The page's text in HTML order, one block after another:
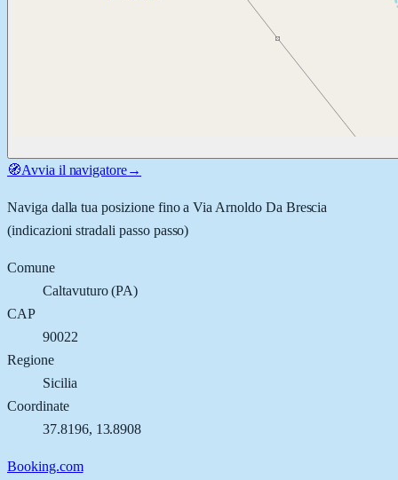
🧭Avvia il navigatore→
Naviga dalla tua posizione fino aVia Arnoldo Da Brescia
(indicazioni stradali passo passo)
Comune
Caltavuturo(PA)
CAP
90022
Regione
Sicilia
Coordinate
37.8196, 13.8908
Booking.com